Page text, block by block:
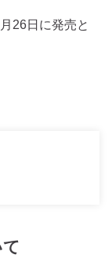
26日に発売と